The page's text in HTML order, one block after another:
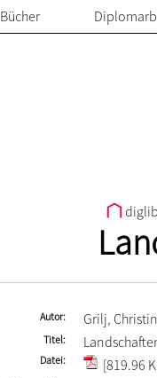
Bücher
Autor Grilj,
Titel
Datei [819.96